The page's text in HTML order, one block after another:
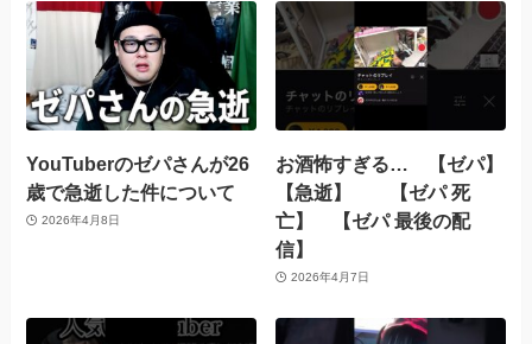
YouTuberのゼパさんが26
歳で急逝した件について
2026年4月8日
お酒怖すぎる… 【ゼパ】
【急逝】 【ゼパ 死
亡】 【ゼパ 最後の配
信】
2026年4月7日